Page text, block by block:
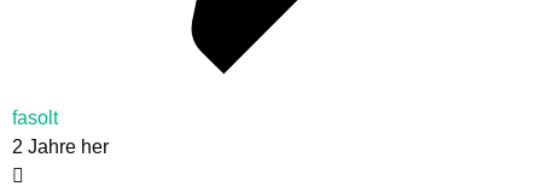
fasolt
2 Jahre her